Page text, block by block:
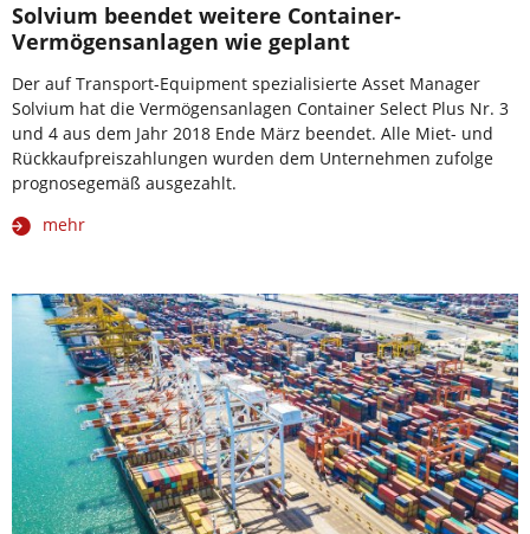
Solvium beendet weitere Container-
Vermögensanlagen wie geplant
Der auf Transport-Equipment spezialisierte Asset Manager
Solvium hat die Vermögensanlagen Container Select Plus Nr. 3
und 4 aus dem Jahr 2018 Ende März beendet. Alle Miet- und
Rückkaufpreiszahlungen wurden dem Unternehmen zufolge
prognosegemäß ausgezahlt.
mehr